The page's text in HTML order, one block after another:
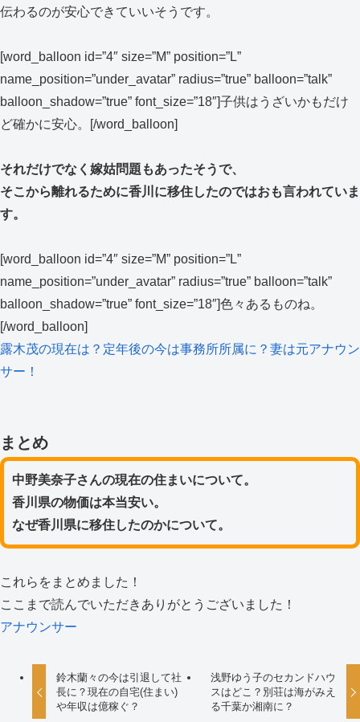
伝わるのが安心できていいそうです。
[word_balloon id=”4″ size=”M” position=”L”
name_position=”under_avatar” radius=”true” balloon=”talk”
balloon_shadow=”true” font_size=”18″]子供はうざいかもだけ
ど確かに安心。[/word_balloon]
それだけでなく嫁姑問題もあったそうで、
そこから離れるために香川に移住したのではおも言われていま
す。
[word_balloon id=”4″ size=”M” position=”L”
name_position=”under_avatar” radius=”true” balloon=”talk”
balloon_shadow=”true” font_size=”18″]色々あるものね。
[/word_balloon]
露木茂の現在は？定年後の今は事務所所属に？妻は元アナウン
サー！
まとめ
中野美奈子さんの現在の住まいについて。
香川県の物価は本当安い。
なぜ香川県に移住したのかについて。
これらをまとめました！
ここまで読んでいただきありがとうございました！
アナウンサー
鈴木蘭々の今は引退して社
長に？現在の自宅(住まい)
や年収は億稼ぐ？
浅野ゆう子のセカンドハウ
スはどこ？別荘は海がみえ
る千葉か湘南に？